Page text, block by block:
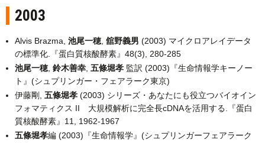
2003
Alvis Brazma, 池尾一穂, 舘野義男 (2003) マイクロアレイデータ
の標準化.『蛋白質核酸酵素』48(3), 280-285
池尾一穂, 鈴木善幸 五條堀孝 監訳 (2003)『生命情報学キーノー
ト』(シュプリンガー・フェアラーク東京)
伊藤剛, 五條堀孝 (2003) シリーズ・あなたにも役立つバイオイン
フォマティクス II 大規模解析に完全長cDNAを活用する.『蛋白
質核酸酵素』11, 1962-1967
五條堀孝編 (2003)『生命情報学』(シュプリンガーフェアラーク